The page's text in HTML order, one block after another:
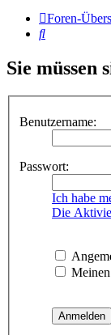
Foren-
Suche
Sie müssen
Benutzername:
Passwort:
Ich habe
Die